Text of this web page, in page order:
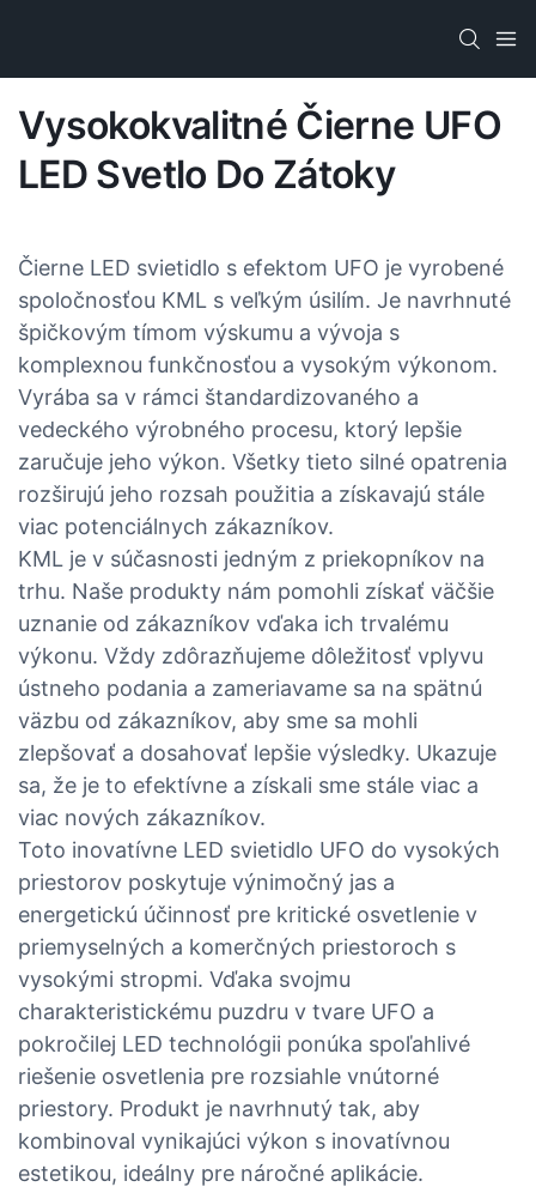
Vysokokvalitné Čierne UFO
LED Svetlo Do Zátoky
Čierne LED svietidlo s efektom UFO je vyrobené
spoločnosťou KML s veľkým úsilím. Je navrhnuté
špičkovým tímom výskumu a vývoja s
komplexnou funkčnosťou a vysokým výkonom.
Vyrába sa v rámci štandardizovaného a
vedeckého výrobného procesu, ktorý lepšie
zaručuje jeho výkon. Všetky tieto silné opatrenia
rozširujú jeho rozsah použitia a získavajú stále
viac potenciálnych zákazníkov.
KML je v súčasnosti jedným z priekopníkov na
trhu. Naše produkty nám pomohli získať väčšie
uznanie od zákazníkov vďaka ich trvalému
výkonu. Vždy zdôrazňujeme dôležitosť vplyvu
ústneho podania a zameriavame sa na spätnú
väzbu od zákazníkov, aby sme sa mohli
zlepšovať a dosahovať lepšie výsledky. Ukazuje
sa, že je to efektívne a získali sme stále viac a
viac nových zákazníkov.
Toto inovatívne LED svietidlo UFO do vysokých
priestorov poskytuje výnimočný jas a
energetickú účinnosť pre kritické osvetlenie v
priemyselných a komerčných priestoroch s
vysokými stropmi. Vďaka svojmu
charakteristickému puzdru v tvare UFO a
pokročilej LED technológii ponúka spoľahlivé
riešenie osvetlenia pre rozsiahle vnútorné
priestory. Produkt je navrhnutý tak, aby
kombinoval vynikajúci výkon s inovatívnou
estetikou, ideálny pre náročné aplikácie.